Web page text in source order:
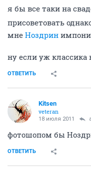
я бы все таки на
присоветовать
мне Ноздрин
ну если уж классика
ОТВЕТИТЬ
Kitsen
veteran
18 июля 2011
фотошопом бы
ОТВЕТИТЬ